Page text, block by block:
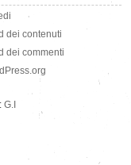
dei contenuti
dei commenti
G.I